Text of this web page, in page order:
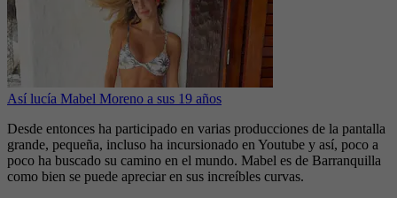
Así lucía Mabel Moreno a sus 19 años
Desde entonces ha participado en varias producciones de la pantalla
grande, pequeña, incluso ha incursionado en Youtube y así, poco a
poco ha buscado su camino en el mundo. Mabel es de Barranquilla
como bien se puede apreciar en sus increíbles curvas.